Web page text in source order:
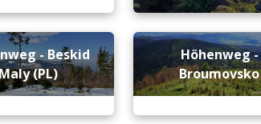
- Beskid
(PL)
Höhenweg -
Broumovsko